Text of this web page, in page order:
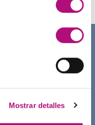
Mostrar detalles